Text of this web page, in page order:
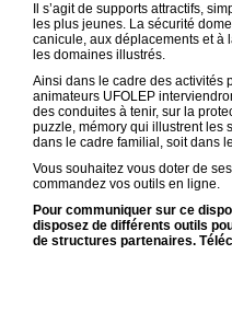
Il s’agit de supports attractifs,
les plus jeunes. La sécurité
canicule, aux déplacements et à
les domaines illustrés.
Ainsi dans le cadre des activités
animateurs UFOLEP
des conduites à tenir, sur la
puzzle, mémory qui illustrent les
dans le cadre familial, soit dans
Vous souhaitez vous doter de
commandez vos outils en ligne.
Pour communiquer sur ce
disposez de différents outils
de structures partenaires.